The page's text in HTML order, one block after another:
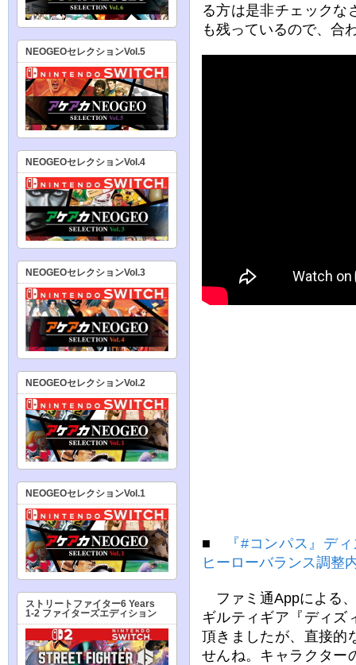
る方は是非チェックな
も残っているので、合
■
『#コンパス』デ
ヒーローバランス調整
ファミ通Appによる
ギルティギア『ディズ
頂きましたが、直接的
せんね。キャラクター
NEOGEOセレクションVol.5
NEOGEOセレクションVol.4
NEOGEOセレクションVol.3
NEOGEOセレクションVol.2
NEOGEOセレクションVol.1
ストリートファイター6 Years
1-2 ファイターズエディション